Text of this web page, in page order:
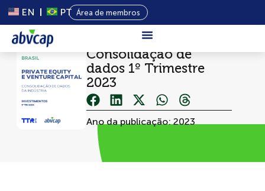
EN PT Área de membros
Capital Privado
Consolidação de
dados 1º Trimestre
2023
Ano da publicação: 2023